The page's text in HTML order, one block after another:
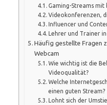
Gaming-Streams mit
Videokonferenzen,
Influencer und
Lehrer und Trainer
Häufig gestellte Fragen
Webcam
Wie wichtig ist die
Videoqualität?
Welche
einen guten Stream?
Lohnt sich der